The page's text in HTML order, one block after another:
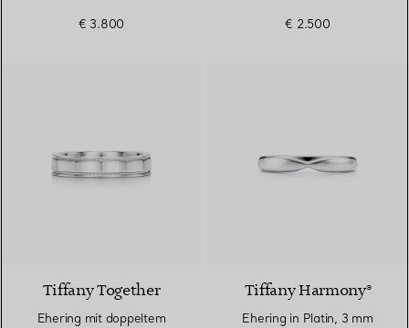
€ 3.800 € 2.500
Tiffany Together
Ehering mit doppeltem
Tiffany Harmony®
Ehering in Platin, 3 mm